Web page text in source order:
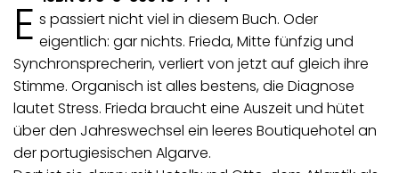
E s passiert nicht viel in diesem Buch. Oder
eigentlich: gar nichts. Frieda, Mitte fünfzig und
Synchronsprecherin, verliert von jetzt auf gleich ihre
Stimme. Organisch ist alles bestens, die Diagnose
lautet Stress. Frieda braucht eine Auszeit und hütet
über den Jahreswechsel ein leeres Boutiquehotel an
der portugiesischen Algarve.